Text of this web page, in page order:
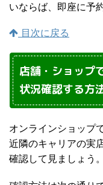
いならば、即座に予
目次に戻る
店舗・ショップ
状況確認する方
オンラインショップ
近隣のキャリアの実
確認して見ましょう。